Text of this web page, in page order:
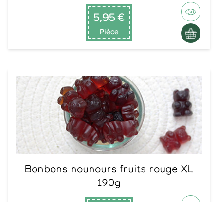
5,95 €
Pièce
Bonbons nounours fruits rouge XL
190g